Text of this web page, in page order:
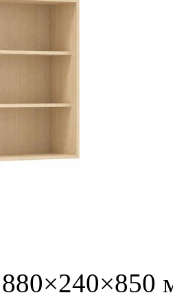
880×240×850